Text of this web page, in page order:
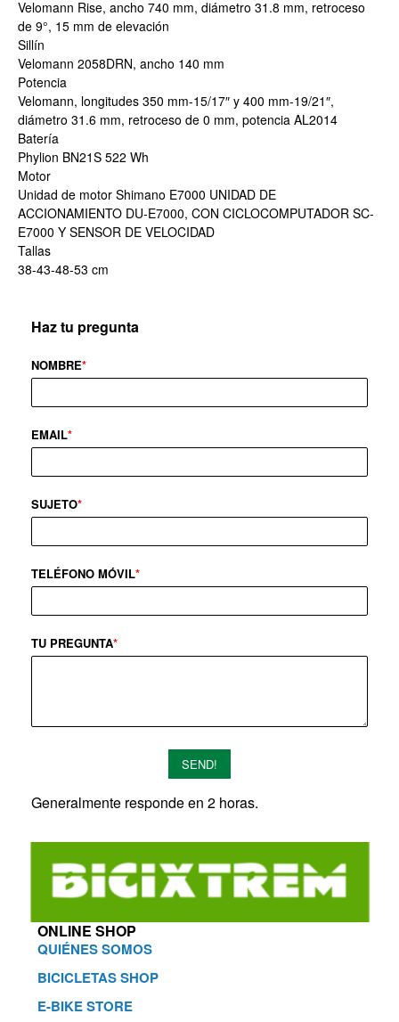
Velomann Rise, ancho 740 mm, diámetro 31.8 mm, retroceso
de 9°, 15 mm de elevación
Sillín
Velomann 2058DRN, ancho 140 mm
Potencia
Velomann, longitudes 350 mm-15/17″ y 400 mm-19/21″,
diámetro 31.6 mm, retroceso de 0 mm, potencia AL2014
Batería
Phylion BN21S 522 Wh
Motor
Unidad de motor Shimano E7000 UNIDAD DE
ACCIONAMIENTO DU-E7000, CON CICLOCOMPUTADOR SC-
E7000 Y SENSOR DE VELOCIDAD
Tallas
38-43-48-53 cm
Haz tu pregunta
NOMBRE*
EMAIL*
SUJETO*
TELÉFONO MÓVIL*
TU PREGUNTA*
SEND!
Generalmente responde en 2 horas.
ONLINE SHOP
QUIÉNES SOMOS
BICICLETAS SHOP
E-BIKE STORE